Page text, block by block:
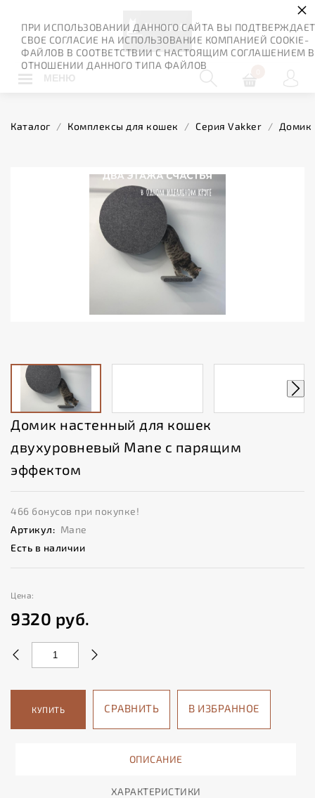
МЕНЮ
Каталог / Комплексы для кошек / Серия Vakker / Домик
Домик настенный для кошек
двухуровневый Mane с парящим
эффектом
466 бонусов при покупке!
Артикул: Mane
Есть в наличии
Цена:
9320 руб.
КУПИТЬ СРАВНИТЬ В ИЗБРАННОЕ
ОПИСАНИЕ
ХАРАКТЕРИСТИКИ
ПРИ ИСПОЛЬЗОВАНИИ ДАННОГО САЙТА ВЫ
СВОЕ СОГЛАСИЕ НА ИСПОЛЬЗОВАНИЕ КОМПАНИЕЙ COOKIE-
ФАЙЛОВ В СООТВЕТСТВИИ С НАСТОЯЩИМ СОГЛАШЕНИЕМ В
ОТНОШЕНИИ ДАННОГО ТИПА ФАЙЛОВ
×